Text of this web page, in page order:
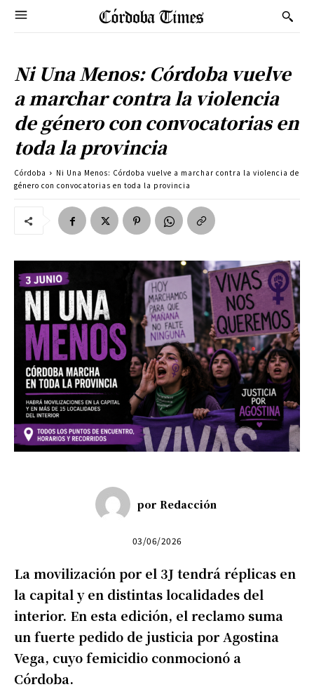
Ni Una Menos: Córdoba vuelve
a marchar contra la violencia
de género con convocatorias en
toda la provincia
Córdoba
Ni Una Menos: Córdoba vuelve a marchar contra la violencia de
género con convocatorias en toda la provincia
por Redacción
03/06/2026
La movilización por el 3J tendrá réplicas en
la capital y en distintas localidades del
interior. En esta edición, el reclamo suma
un fuerte pedido de justicia por Agostina
Vega, cuyo femicidio conmocionó a
Córdoba.